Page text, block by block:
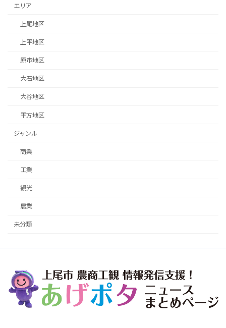
エリア
上尾地区
上平地区
原市地区
大石地区
大谷地区
平方地区
ジャンル
商業
工業
観光
農業
未分類